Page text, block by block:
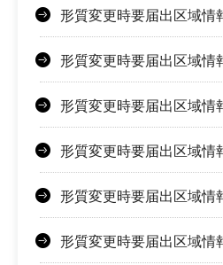
形質変更時要届出区域情
形質変更時要届出区域情
形質変更時要届出区域情
形質変更時要届出区域情
形質変更時要届出区域情
形質変更時要届出区域情